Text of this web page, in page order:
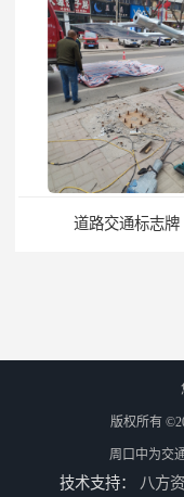
道路交通标志牌
版权所有
周口中为交
技术支持： 八方